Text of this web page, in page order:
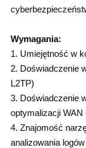
Wymagania:
1. Umiejętność w
2. Doświadczenie
L2TP)
3. Doświadczenie
optymalizacji WAN
4. Znajomość
analizowania